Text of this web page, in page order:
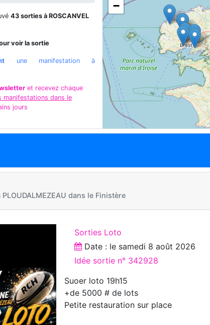
43 sorties à ROSCANVEL
voir la sortie
une manifestation à
et recevez chaque
manifestations dans le
jours
−
PLOUDALMEZEAU dans le Finistère
Sorties Loto
Date : le samedi 8 août 2026
Idée sortie n° 342928
Suoer loto 19h15
+de 5000 # de lots
Petite restauration sur place